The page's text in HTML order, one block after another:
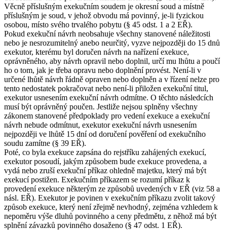
Věcně příslušným exekučním soudem je okresní soud a místně
příslušným je soud, v jehož obvodu má povinný, je-li fyzickou
osobou, místo svého trvalého pobytu (§ 45 odst. 1 a 2 EŘ).
Pokud exekuční návrh neobsahuje všechny stanovené náležitosti
nebo je nesrozumitelný anebo neurčitý, vyzve nejpozději do 15 dnů
exekutor, kterému byl doručen návrh na nařízení exekuce,
oprávněného, aby návrh opravil nebo doplnil, určí mu lhůtu a poučí
ho o tom, jak je třeba opravu nebo doplnění provést. Není-li v
určené lhůtě návrh řádně opraven nebo doplněn a v řízení nelze pro
tento nedostatek pokračovat nebo není-li přiložen exekuční titul,
exekutor usnesením exekuční návrh odmítne. O těchto následcích
musí být oprávněný poučen. Jestliže nejsou splněny všechny
zákonem stanovené předpoklady pro vedení exekuce a exekuční
návrh nebude odmítnut, exekutor exekuční návrh usnesením
nejpozději ve lhůtě 15 dní od doručení pověření od exekučního
soudu zamítne (§ 39 EŘ).
Poté, co byla exekuce zapsána do rejstříku zahájených exekucí,
exekutor posoudí, jakým způsobem bude exekuce provedena, a
vydá nebo zruší exekuční příkaz ohledně majetku, který má být
exekucí postižen. Exekučním příkazem se rozumí příkaz k
provedení exekuce některým ze způsobů uvedených v EŘ (viz 58 a
násl. EŘ). Exekutor je povinen v exekučním příkazu zvolit takový
způsob exekuce, který není zřejmě nevhodný, zejména vzhledem k
nepoměru výše dluhů povinného a ceny předmětu, z něhož má být
splnění závazků povinného dosaženo (§ 47 odst. 1 EŘ).